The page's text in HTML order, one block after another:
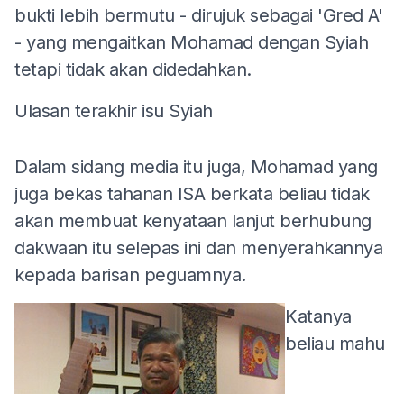
bukti lebih bermutu - dirujuk sebagai 'Gred A'
- yang mengaitkan Mohamad dengan Syiah
tetapi tidak akan didedahkan.
Ulasan terakhir isu Syiah
Dalam sidang media itu juga, Mohamad yang
juga bekas tahanan ISA berkata beliau tidak
akan membuat kenyataan lanjut berhubung
dakwaan itu selepas ini dan menyerahkannya
kepada barisan peguamnya.
Katanya
beliau mahu